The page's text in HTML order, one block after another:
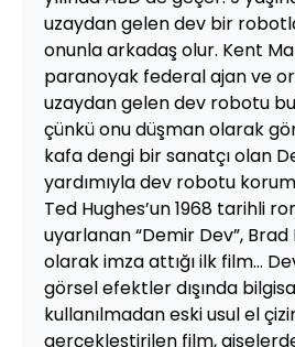
uzaydan gelen dev bir
onunla arkadaş olur. Kent
paranoyak federal ajan ve
uzaydan gelen dev robotu
çünkü onu düşman olarak
kafa dengi bir sanatçı olan
yardımıyla dev robotu
Ted Hughes’un 1968 tarihli
uyarlanan “Demir Dev”,
olarak imza attığı ilk film…
görsel efektler dışında
kullanılmadan eski usul el
gerçekleştirilen film,